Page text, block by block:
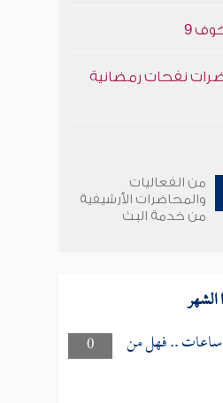
9
نفحات رمضانية
من الفعاليات
والمحاضرات الأرشيفية
من خدمة البث
الشهر
0 .. فهل من